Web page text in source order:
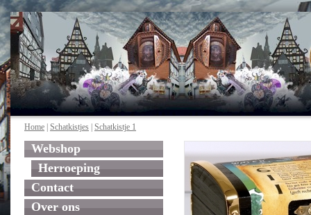
Home Schatkistjes Schatkistje 1
Webshop
Herroeping
Contact
Over ons